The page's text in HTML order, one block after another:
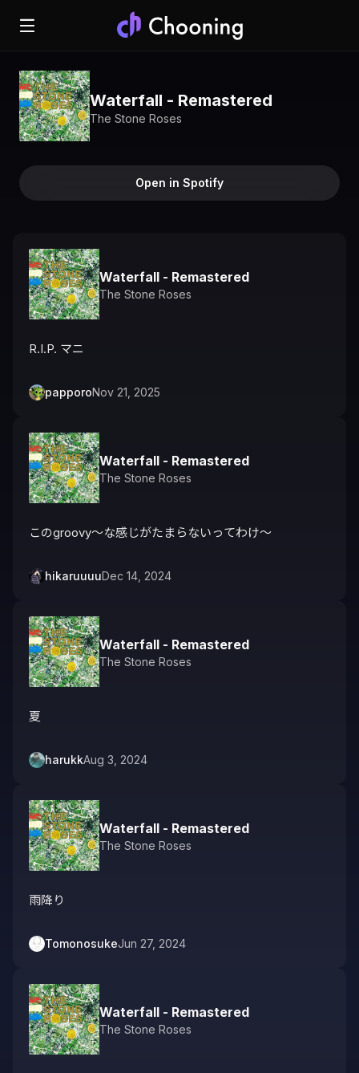
Waterfall - Remastered
The Stone Roses
Open in Spotify
Waterfall - Remastered
The Stone Roses
R.I.P. マニ
papporoNov 21, 2025
Waterfall - Remastered
The Stone Roses
このgroovy〜な感じがたまらないってわけ〜
hikaruuuuDec 14, 2024
Waterfall - Remastered
The Stone Roses
夏
harukkAug 3, 2024
Waterfall - Remastered
The Stone Roses
雨降り
TomonosukeJun 27, 2024
Waterfall - Remastered
The Stone Roses